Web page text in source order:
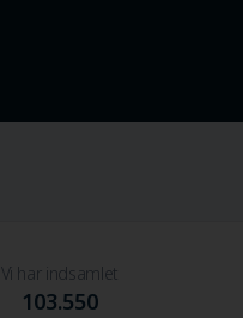
Vi har indsamlet
103.550